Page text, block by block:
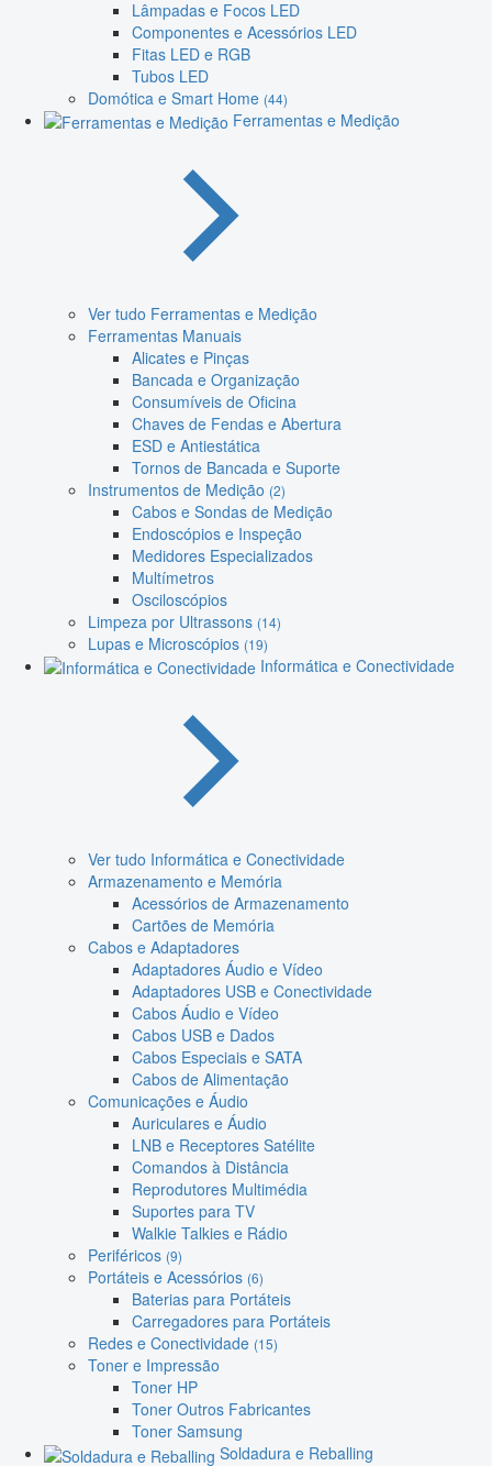
Lâmpadas e Focos LED
Componentes e Acessórios LED
Fitas LED e RGB
Tubos LED
Domótica e Smart Home (44)
Ferramentas e Medição
Ver tudo Ferramentas e Medição
Ferramentas Manuais
Alicates e Pinças
Bancada e Organização
Consumíveis de Oficina
Chaves de Fendas e Abertura
ESD e Antiestática
Tornos de Bancada e Suporte
Instrumentos de Medição (2)
Cabos e Sondas de Medição
Endoscópios e Inspeção
Medidores Especializados
Multímetros
Osciloscópios
Limpeza por Ultrassons (14)
Lupas e Microscópios (19)
Informática e Conectividade
Ver tudo Informática e Conectividade
Armazenamento e Memória
Acessórios de Armazenamento
Cartões de Memória
Cabos e Adaptadores
Adaptadores Áudio e Vídeo
Adaptadores USB e Conectividade
Cabos Áudio e Vídeo
Cabos USB e Dados
Cabos Especiais e SATA
Cabos de Alimentação
Comunicações e Áudio
Auriculares e Áudio
LNB e Receptores Satélite
Comandos à Distância
Reprodutores Multimédia
Suportes para TV
Walkie Talkies e Rádio
Periféricos (9)
Portáteis e Acessórios (6)
Baterias para Portáteis
Carregadores para Portáteis
Redes e Conectividade (15)
Toner e Impressão
Toner HP
Toner Outros Fabricantes
Toner Samsung
Soldadura e Reballing